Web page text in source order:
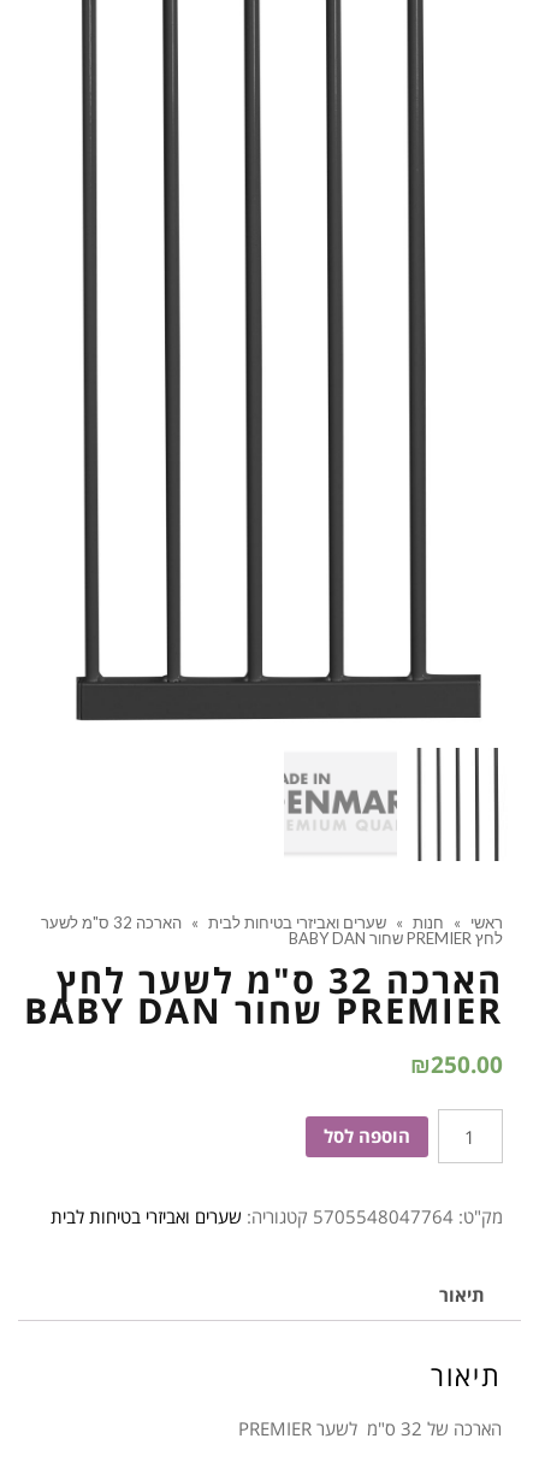
ראשי » חנות » שערים ואביזרי בטיחות לבית »
הארכה 32 ס"מ לשער
לחץ PREMIER שחור BABY DAN
הארכה 32 ס"מ לשער לחץ
PREMIER שחור BABY DAN
₪250.00
כמות
של
32
לשער
לחץ
שחור
BABY
הוספה לסל
מק"ט: 5705548047764 קטגוריה: שערים ואביזרי בטיחות לבית
תיאור
תיאור
הארכה של 32 ס"מ לשער PREMIER